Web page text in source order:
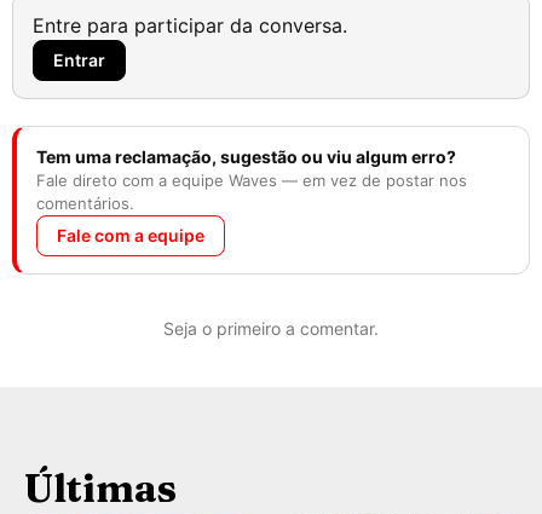
Entre para participar da conversa.
Entrar
Tem uma reclamação, sugestão ou viu algum erro?
Fale direto com a equipe Waves — em vez de postar nos
comentários.
Fale com a equipe
Seja o primeiro a comentar.
Últimas